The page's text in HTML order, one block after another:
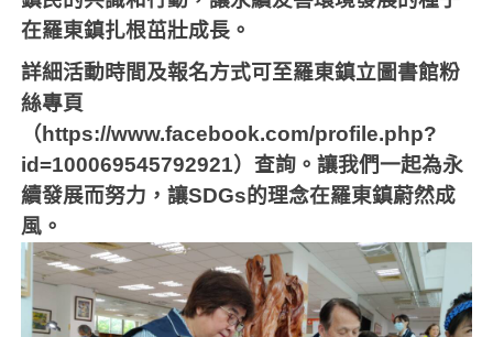
在羅東鎮扎根茁壯成長。
詳細活動時間及報名方式可至羅東鎮立圖書館粉
絲專頁
（https://www.facebook.com/profile.php?
id=100069545792921）查詢。讓我們一起為永
續發展而努力，讓SDGs的理念在羅東鎮蔚然成
風。